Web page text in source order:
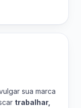
sua marca
trabalhar,